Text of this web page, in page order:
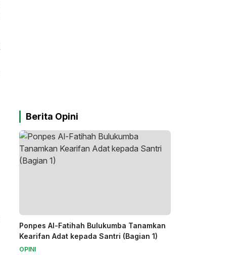
Berita Opini
Ponpes Al-Fatihah Bulukumba Tanamkan
Kearifan Adat kepada Santri (Bagian 1)
OPINI